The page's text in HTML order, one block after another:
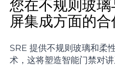
您在不规则玻
屏集成方面的
SRE 提供不规则玻璃和柔
术，这将塑造智能门禁对